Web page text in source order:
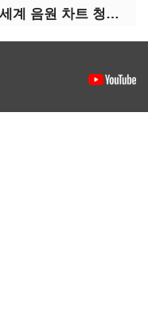
BTS 뷔·우미 ‘wherever u r’, 세계 음원 차트 청신호